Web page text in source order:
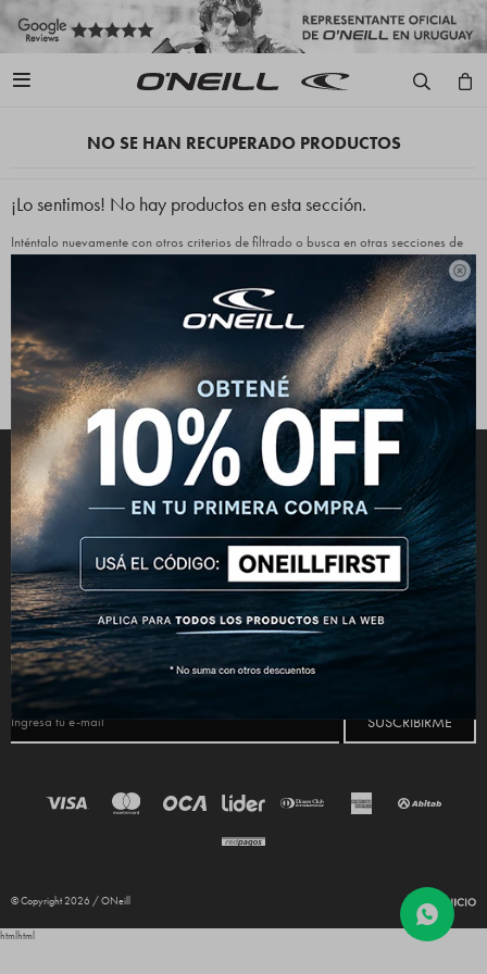


NO SE HAN RECUPERADO PRODUCTOS
¡Lo sentimos! No hay productos en esta sección.
Inténtalo nuevamente con otros criterios de filtrado o busca en otras secciones de
Filtrando por: Color:Gris Quitar filtros
CONECTATE
 
NEWSLETTER
¡Suscribite y recibí todas nuestras novedades!
SUSCRIBIRME
© Copyright 2026 / ONeill
htmlhtml